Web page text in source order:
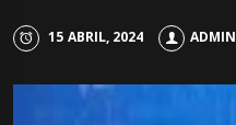
15 ABRIL, 2024 ADMIN